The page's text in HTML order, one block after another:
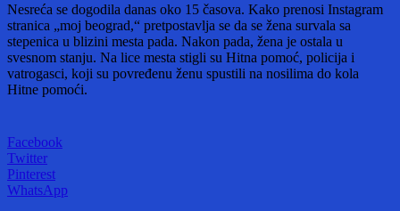
Nesreća se dogodila danas oko 15 časova. Kako prenosi Instagram
stranica „moj beograd,“ pretpostavlja se da se žena survala sa
stepenica u blizini mesta pada. Nakon pada, žena je ostala u
svesnom stanju. Na lice mesta stigli su Hitna pomoć, policija i
vatrogasci, koji su povređenu ženu spustili na nosilima do kola
Hitne pomoći.
Facebook
Twitter
Pinterest
WhatsApp